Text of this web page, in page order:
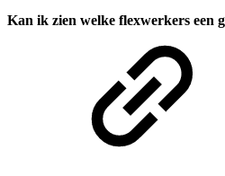
Kan ik zien welke flexwerkers een